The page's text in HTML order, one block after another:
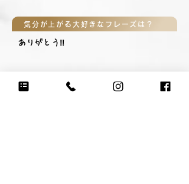
気分が上がる大好きなフレーズは？
ありがとう‼︎
親御さんから見たあなたは？